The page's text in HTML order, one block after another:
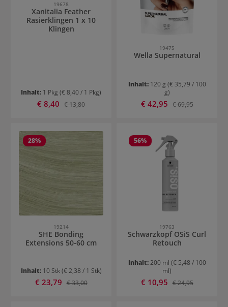
19678
Xanitalia Feather
Rasierklingen 1 x 10
Klingen
Inhalt: 1 Pkg (€ 8,40 / 1 Pkg)
Verkaufspreis:
€ 8,40 Regulärer Preis:
€ 13,80
19475
Wella Supernatural
Inhalt: 120 g (€ 35,79 / 100
g)
Verkaufspreis:
€ 42,95 Regulärer Preis:
€ 69,95
28%
19214
SHE Bonding
Extensions 50-60 cm
Inhalt: 10 Stk(€ 2,38 / 1 Stk)
Verkaufspreis:
€ 23,79 Regulärer Preis:
€ 33,00
56%
19763
Schwarzkopf OSiS Curl
Retouch
Inhalt:200 ml (€ 5,48 / 100
ml)
Verkaufspreis:
€ 10,95 Regulärer Preis:
€ 24,95